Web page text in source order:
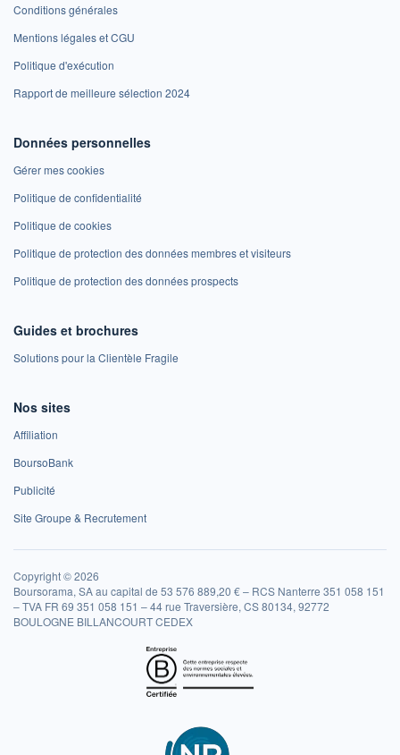
Conditions générales
Mentions légales et CGU
Politique d'exécution
Rapport de meilleure sélection 2024
Données personnelles
Gérer mes cookies
Politique de confidentialité
Politique de cookies
Politique de protection des données membres et visiteurs
Politique de protection des données prospects
Guides et brochures
Solutions pour la Clientèle Fragile
Nos sites
Affiliation
BoursoBank
Publicité
Site Groupe & Recrutement
Copyright © 2026
Boursorama, SA au capital de 53 576 889,20 € – RCS Nanterre 351 058 151
– TVA FR 69 351 058 151 – 44 rue Traversière, CS 80134, 92772
BOULOGNE BILLANCOURT CEDEX